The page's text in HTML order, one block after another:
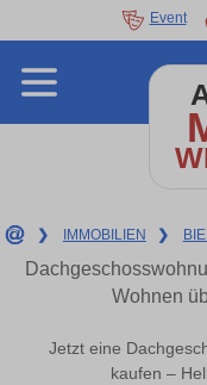
Event
❯ IMMOBILIEN ❯
Wohnen
Jetzt eine
kaufen –